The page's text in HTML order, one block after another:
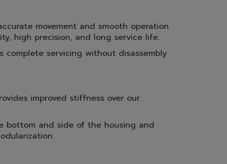
movement and smooth operation
high precision, and long service life.
complete servicing without disassembly
improved stiffness over our
bottom and side of the housing and